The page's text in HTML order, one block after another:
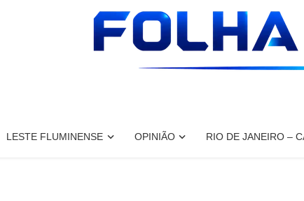
LESTE FLUMINENSE OPINIÃO RIO DE JANEIRO –